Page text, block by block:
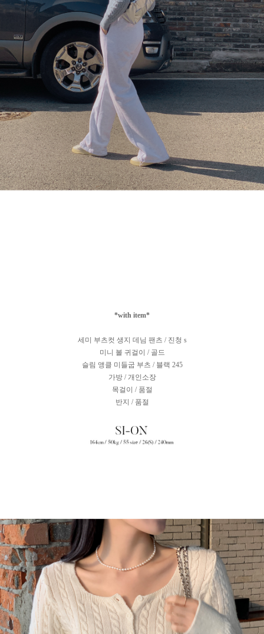
*with item*
세미 부츠컷 생지 데님 팬츠 / 진청 s
미니 볼 귀걸이 / 골드
슬림 앵클 미들굽 부츠 / 블랙 245
가방 / 개인소장
목걸이 / 품절
반지 / 품절